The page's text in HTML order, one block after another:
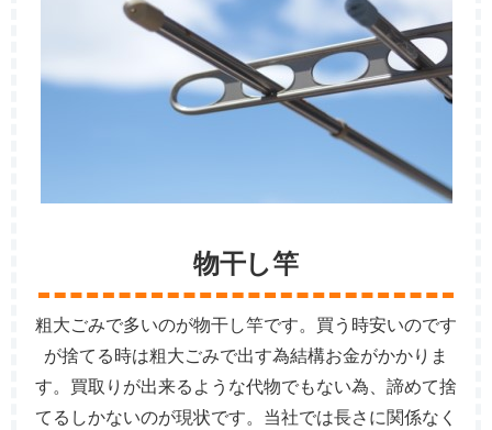
物干し竿
粗大ごみで多いのが物干し竿です。買う時安いのです
が捨てる時は粗大ごみで出す為結構お金がかかりま
す。買取りが出来るような代物でもない為、諦めて捨
てるしかないのが現状です。当社では長さに関係なく